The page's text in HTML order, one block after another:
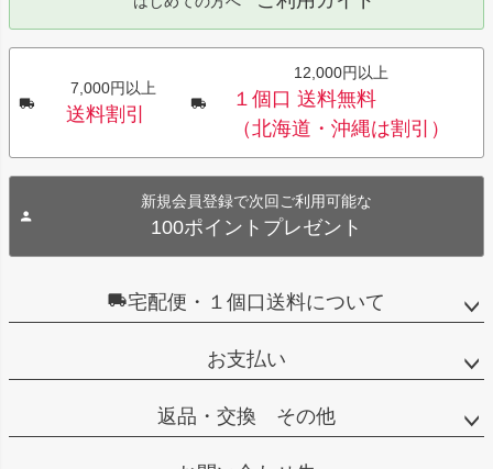
7,000円以上
送料割引
12,000円以上
１個口 送料無料
（北海道・沖縄は割引）
新規会員登録で次回ご利用可能な
100ポイントプレゼント
宅配便・１個口送料について
お支払い
返品・交換 その他